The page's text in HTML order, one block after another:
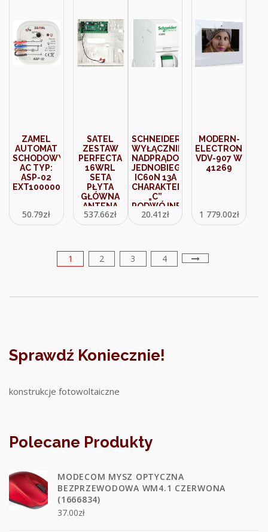
ZAMEL
AUTOMAT
SCHODOWY230V
AC TYP:
ASP-02
EXT10000014
50.79zł
SATEL
ZESTAW
PERFECTA
16WRL
SETA
PŁYTA
GŁÓWNA
ANTENA
OBUDOWA
13236
537.66zł
SCHNEIDER
WYŁĄCZNIK
NADPRĄDOWY
JEDNOBIEGUNOWY
IC60N 13A
CHARAKTERYSTYKA
„C”
PODWÓJNE
ZACISKI
IP20
20.41 zł
MODERN-
ELECTRONICS
VDV-907 W
41269
1 779.00zł
1 2 3 4
Sprawdź Koniecznie!
konstrukcje fotowoltaiczne
Polecane Produkty
MODECOM MYSZ OPTYCZNA
BEZPRZEWODOWA WM4.1 CZERWONA
(1666834)
37.00zł